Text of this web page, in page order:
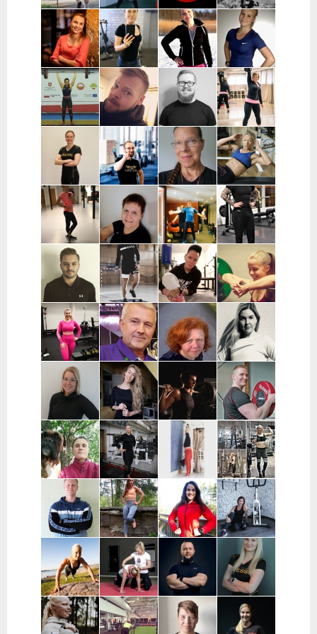
Pekka
Kauranen |
Pohjois-
Pohjanmaa
Mervi
Wennerstrand
| Helsinki,
Ranska
Nooa Närväinen |
Pääkaupunkiseutu
Taijonlahti |
Helsinki
Kaisa
Poikajärvi |
Espoo
Essi Malíková
| Tampere
Mari Koponen |
Pääkaupunkiseutu
Lotta
Ahteneva |
Järvenpää ja
lähiseutu
Jutta Selin |
Pirkanmaa
Ville Suur-
Inkeroinen |
Varsinais-
Suomi
Antti
Kjellman |
Oulu
Jenni
Siponen |
Lohja
Noora Karme |
Espoo ja
Helsinki
Leppänen |
Pirkanmaa
Eeva Beckford
| Espoo ja
Leppävaara
Heidi Ilomäki
| Sastamala
Laura Raisio |
Kärkölä,
Hollola, Lahti,
Lammi
Teija Augustin
| Varsinais-
Suomi, Turku
Kari Timonen
| Lohja
Arttu Kurkela
| Pohjois-
Pohjanmaa
Joni Vuopio |
Pääkaupunkiseutu
Luukas Tukia |
Helsinki
Heli Toro |
Riihimäki,
Hyvinkää,
Hausjärvi,
Loppi,
Janakkala
Tanja Juntunen |
Päijät-Häme ja
Pääkaupunkiseutu
Charlotta
Grönberg |
Pääkaupunkiseutu
Stefan
Westerback |
Pääkaupunkiseutu
Eeva Nuutinen |
Pääkaupunkiseutu
ja Muu Suomi
Routa
Training |
Helsinki ja
Espoo
Jenni Sukko |
Oulu
Elina Lepistö |
Pirkanmaa
Heidi Soikkeli
| Tampere
Jani Lehtilä |
Turku ja etä
Kati Raittinen
| Turku, Raisio,
Mynämäki,
Masku,
Nousiainen
Jenna Hakala
| Turku ja
Varsinais-
Suomi
Leinimaa |
Hyvinkää,
Hausjärvi,
Riihimäki
Christin
Moritz |
Helsinki,
Espoo ja
Vantaa
Samuli
Huttunen |
Porvoo ja
lähialueet
Janette
Latva-
Valkama |
Tampere ja
lähialueet
Sofia Kuisti-
Rannanjärvi |
Seinäjoki ja
etä
Jenni Harala |
Keski-Uusimaa ja
Pääkaupunkiseutu
Mira Auvinen
| Helsinki
Marika Uoti |
Helsinki ja
Vantaa
Markus
Paajala |
Helsinki,
Sanni
Nevalainen |
Ylöjärvi